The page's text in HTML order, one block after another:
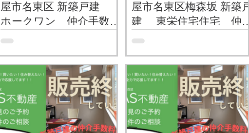
屋市名東区 新築戸建
ホークワン 仲介手数料
無料・０円でご紹介
名東区神丘町に ホークワンさんの
物件概要資料 実際の室内の様子を
ご覧いただけます YAS不動産で仲
介の場合は、仲介手数料が無料・
０円 仲介手数料は、物件価格の
３%＋６万円の消費税が上限と宅
建業法で決まっていますので、あ
屋市名東区梅森坂 新築戸
建 東栄住宅住宅 仲介
手数料無料・０円でご紹
名古屋市名東区梅森坂３丁目に 東
ンの新築分譲建売が 残り１棟販
売されています。 物件概要資料 実
際の室内の様子をご覧いただけま
す YAS不動産で仲介の場合は、仲
介手数料が無料・０円 仲介手数料
は、物件価格の３%＋６万円の消